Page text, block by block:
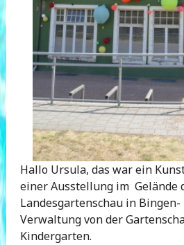
Hallo Ursula, das war ein
einer Ausstellung im Gelände
Landesgartenschau in
Verwaltung von der
Kindergarten.